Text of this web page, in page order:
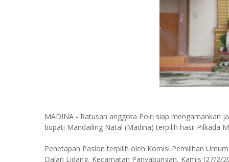
MADINA - Ratusan anggota Polri siap mengamankan
bupati Mandailing Natal (Madina) terpilih hasil Pilkada
Penetapan Paslon terpilih oleh Komisi Pemilihan
Dalan Lidang, Kecamatan Panyabungan, Kamis (27/2/